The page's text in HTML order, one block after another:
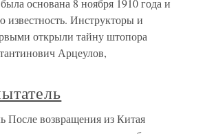
основана 8 ноября 1910 года и
Инструкторы и
открыли тайну штопора
Арцеулов,
После возвращения из Китая